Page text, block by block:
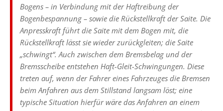
Bogens – in Verbindung mit der Haftreibung der
Bogenbespannung – sowie die Rückstellkraft der Saite. Die
Anpresskraft führt die Saite mit dem Bogen mit, die
Rückstellkraft lässt sie wieder zurückgleiten; die Saite
„schwingt“. Auch zwischen dem Bremsbelag und der
Bremsscheibe entstehen Haft-Gleit-Schwingungen. Diese
treten auf, wenn der Fahrer eines Fahrzeuges die Bremsen
beim Anfahren aus dem Stillstand langsam löst; eine
typische Situation hierfür wäre das Anfahren an einem